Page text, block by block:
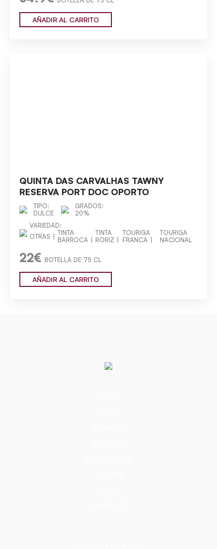
AÑADIR AL CARRITO
QUINTA DAS CARVALHAS TAWNY
RESERVA PORT DOC OPORTO
TIPO:
DULCE
GRADOS:
20%
VARIEDAD:
OTRAS
TINTA
BARROCA
TINTA
RORIZ
TOURIGA
FRANCA
TOURIGA
NACIONAL
22€ BOTELLA DE 75 CL
AÑADIR AL CARRITO